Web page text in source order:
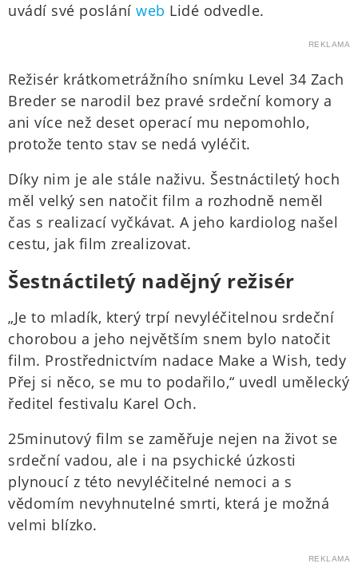
uvádí své poslání web Lidé odvedle.
REKLAMA
Režisér krátkometrážního snímku Level 34 Zach
Breder se narodil bez pravé srdeční komory a
ani více než deset operací mu nepomohlo,
protože tento stav se nedá vyléčit.
Díky nim je ale stále naživu. Šestnáctiletý hoch
měl velký sen natočit film a rozhodně neměl
čas s realizací vyčkávat. A jeho kardiolog našel
cestu, jak film zrealizovat.
Šestnáctiletý nadějný režisér
„Je to mladík, který trpí nevyléčitelnou srdeční
chorobou a jeho největším snem bylo natočit
film. Prostřednictvím nadace Make a Wish, tedy
Přej si něco, se mu to podařilo,“ uvedl umělecký
ředitel festivalu Karel Och.
25minutový film se zaměřuje nejen na život se
srdeční vadou, ale i na psychické úzkosti
plynoucí z této nevyléčitelné nemoci a s
vědomím nevyhnutelné smrti, která je možná
velmi blízko.
REKLAMA